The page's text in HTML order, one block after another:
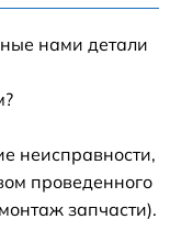
нами детали
неисправности,
проведенного
запчасти).